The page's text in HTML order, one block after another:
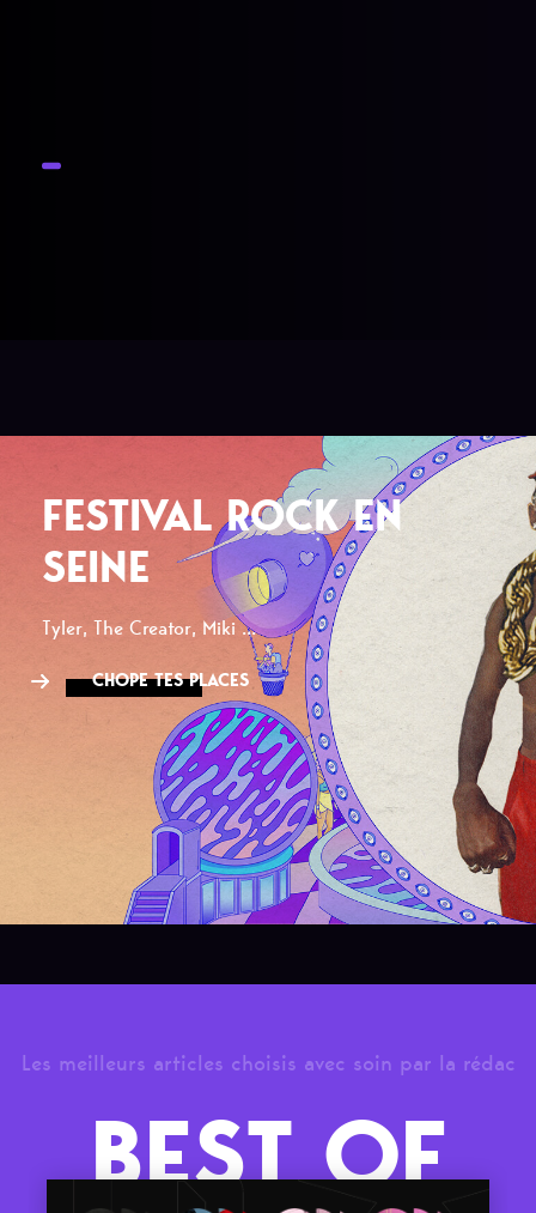
FESTIVAL ROCK EN
SEINE
Tyler, The Creator, Miki ...
CHOPE TES PLACES
Les meilleurs articles choisis avec soin par la rédac
BEST OF